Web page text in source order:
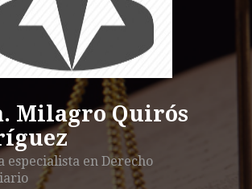
Milagro Quirós
especialista en Derecho